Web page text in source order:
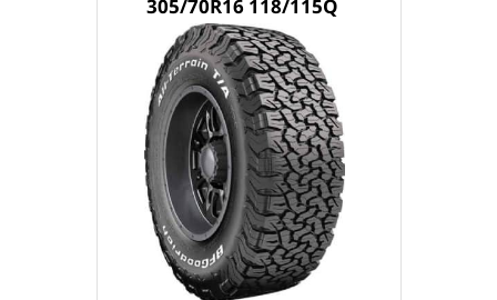
305/70R16 118/115Q